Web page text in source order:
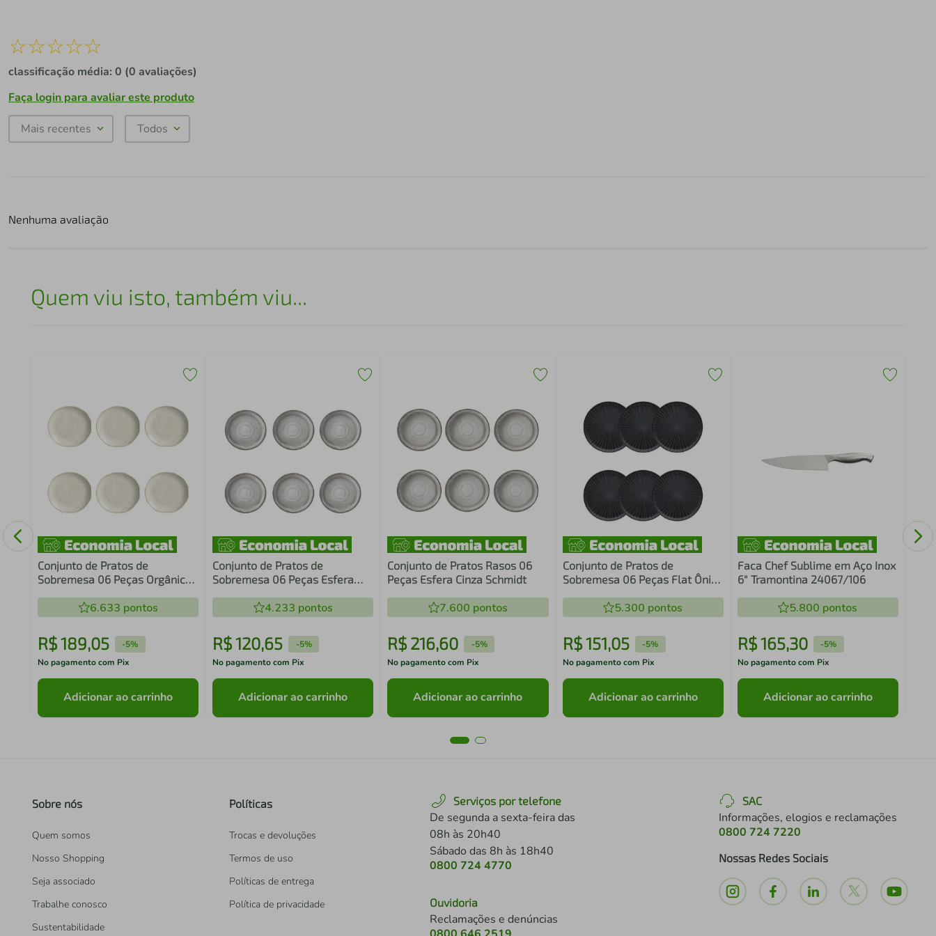
☆☆☆☆☆
classificação média: 0 (0 avaliações)
Faça login para avaliar este produto
Mais recentes Todos
Nenhuma avaliação
Quem viu isto, também viu...
Conjunto de Pratos de
Sobremesa 06 Peças Orgânico
6.633 pontos
R$189,05 -5%
No pagamento com Pix
Adicionar ao carrinho
Conjunto de Pratos de
Sobremesa 06 Peças Esfera
4.233 pontos
R$120,65 -5%
No pagamento com Pix
Adicionar ao carrinho
Conjunto de Pratos Rasos 06
Peças Esfera Cinza Schmidt
7.600 pontos
R$216,60 -5%
No pagamento com Pix
Adicionar ao carrinho
Conjunto de Pratos de
Sobremesa 06 Peças Flat Ônix
5.300 pontos
R$151,05 -5%
No pagamento com Pix
Adicionar ao carrinho
Faca Chef Sublime em Aço Inox
6" Tramontina 24067/106
5.800 pontos
R$165,30 -5%
No pagamento com Pix
Adicionar ao carrinho
Sobre nós
Quem somos
Nosso Shopping
Seja associado
Trabalhe conosco
Sustentabilidade
Políticas
Trocas e devoluções
Termos de uso
Políticas de entrega
Política de privacidade
Serviços por telefone
De segunda a sexta-feira das
08h às 20h40
Sábado das 8h às 18h40
0800 724 4770
Ouvidoria
Reclamações e denúncias
SAC
Informações, elogios e reclamações
0800 724 7220
Nossas Redes Sociais